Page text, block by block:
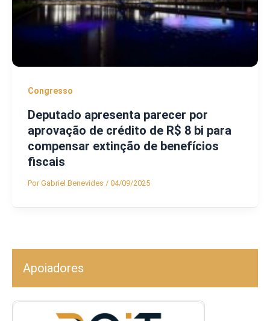
Congresso
Deputado apresenta parecer por
aprovação de crédito de R$ 8 bi para
compensar extinção de benefícios
fiscais
PorGabriel Benevides / 04/09/2025
Apoiadores